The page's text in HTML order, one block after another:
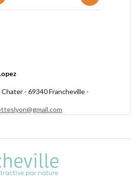
- 69340 Francheville -